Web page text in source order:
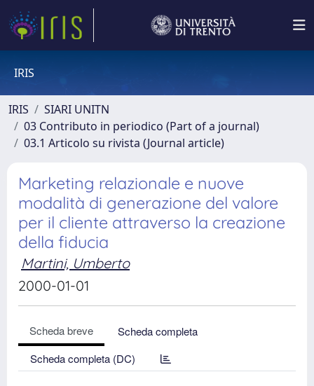
IRIS
IRIS
SIARI UNITN
03 Contributo in periodico (Part of a journal)
03.1 Articolo su rivista (Journal article)
Marketing relazionale e nuove
modalità di generazione del valore
per il cliente attraverso la creazione
della fiducia
Martini, Umberto
2000-01-01
Scheda breve
Scheda completa
Scheda completa (DC)